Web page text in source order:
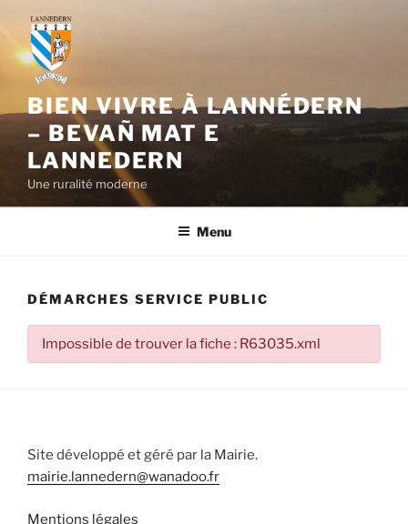
contenu
principal
BIEN VIVRE À LANNÉDERN
– BEVAÑ MAT E
LANNEDERN
Une ruralité moderne
Menu
DÉMARCHES SERVICE PUBLIC
Impossible de trouver la fiche : R63035.xml
Site développé et géré par la Mairie.
mairie.lannedern@wanadoo.fr
Mentions légales